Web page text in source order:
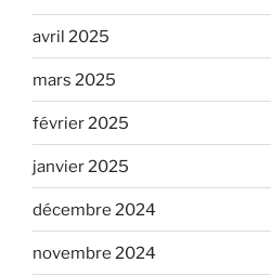
avril 2025
mars 2025
février 2025
janvier 2025
décembre 2024
novembre 2024